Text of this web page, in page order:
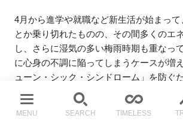
4月から進学や就職など新生活が始まっ
とか乗り切れたものの、その間多くのエ
し、さらに湿気の多い梅雨時期も重なっ
に心身の不調に陥ってしまうケースが増
ューン・シック・シンドローム」を防ぐ
張りすぎず十分栄養をとって、自分のペ
ら、6月に向けてしっかりエネルギーチャ
MENU SEARCH TIMELESS